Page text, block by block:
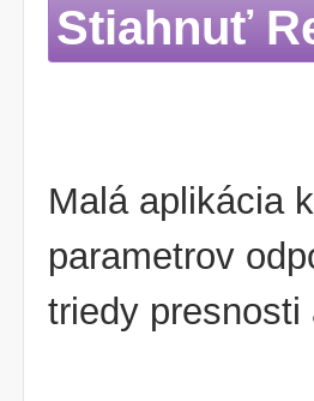
Stiahnuť
Malá aplikácia
parametrov
triedy